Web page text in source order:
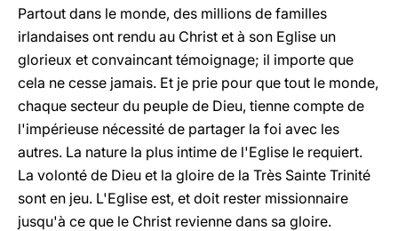
Partout dans le monde, des millions de familles
irlandaises ont rendu au Christ et à son Eglise un
glorieux et convaincant témoignage; il importe que
cela ne cesse jamais. Et je prie pour que tout le monde,
chaque secteur du peuple de Dieu, tienne compte de
l'impérieuse nécessité de partager la foi avec les
autres. La nature la plus intime de l'Eglise le requiert.
La volonté de Dieu et la gloire de la Très Sainte Trinité
sont en jeu. L'Eglise est, et doit rester missionnaire
jusqu'à ce que le Christ revienne dans sa gloire.